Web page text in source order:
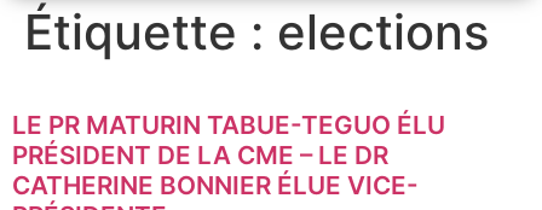
Étiquette : elections
LE PR MATURIN TABUE-TEGUO ÉLU
PRÉSIDENT DE LA CME – LE DR
CATHERINE BONNIER ÉLUE VICE-